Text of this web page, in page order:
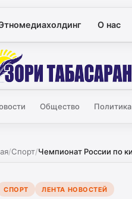
О нас
Общество Политика
/Спорт/Чемпионат России по
СПОРТ ЛЕНТА НОВОСТЕЙ